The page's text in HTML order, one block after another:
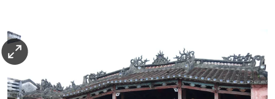
Germanistik
Besuch des chinesischen Stadtviertels Cholon
(Binh Tay-Markt, Medizinstraße, Thien Hau
Pagode)